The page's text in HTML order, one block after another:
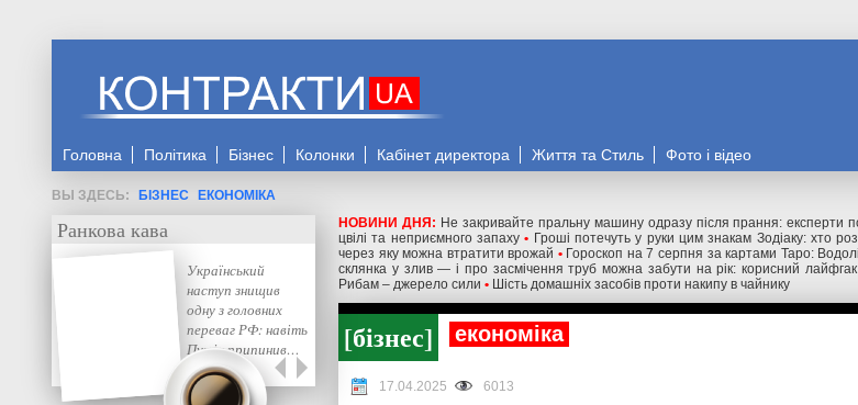
Головна Політика Бізнес Колонки Кабінет директора Життя та Стиль Фото і відео
БІЗНЕС
ЕКОНОМІКА
НОВИНИ ДНЯ: Не закривайте пральну машину одразу після прання: експерти
цвілі та неприємного запаху • Гроші потечуть у руки цим знакам Зодіаку: хто
через яку можна втратити врожай • Гороскоп на 7 серпня за картами Таро:
склянка у злив — і про засмічення труб можна забути на рік: корисний лайфгак
Рибам – джерело сили • Шість домашніх засобів проти накипу в чайнику
бізнес економіка
17.04.2025 6013
Ранкова кава
Український
наступ знищив
одну з головних
переваг РФ: навіть
Путін припинив…